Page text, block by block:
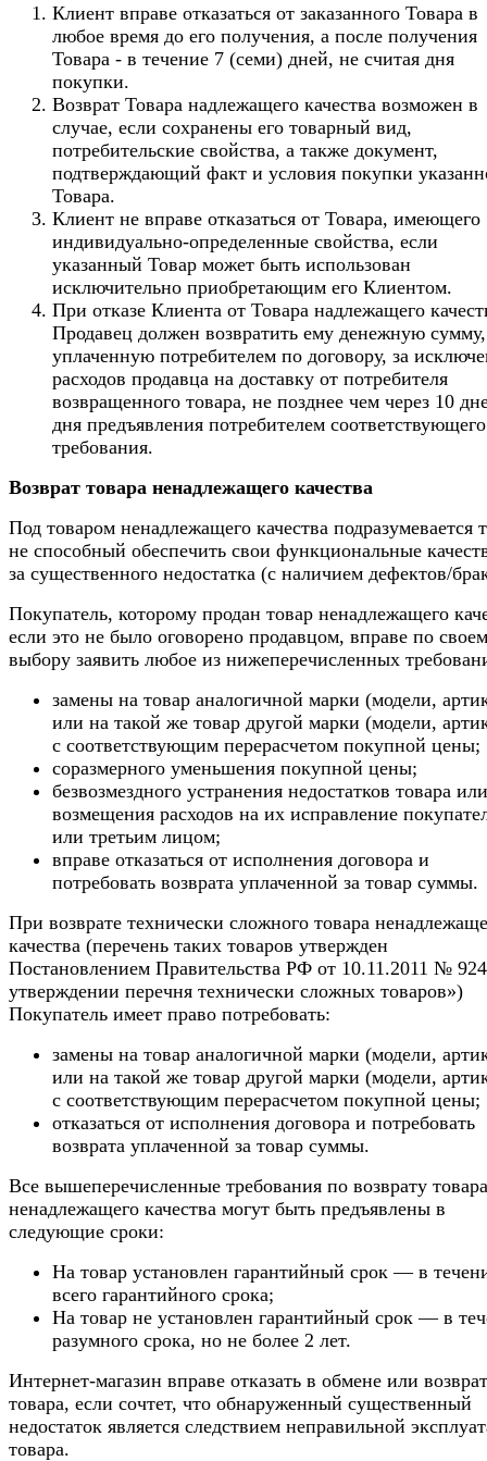
Клиент вправе отказаться от заказанного Товара в
любое время до его получения, а после получения
Товара - в течение 7 (семи) дней, не считая дня
покупки.
Возврат Товара надлежащего качества возможен в
случае, если сохранены его товарный вид,
потребительские свойства, а также документ,
подтверждающий факт и условия покупки
Товара.
Клиент не вправе отказаться от Товара, имеющего
индивидуально-определенные свойства, если
указанный Товар может быть использован
исключительно приобретающим его Клиентом.
При отказе Клиента от Товара надлежащего
Продавец должен возвратить ему денежную сумму,
уплаченную потребителем по договору, за
расходов продавца на доставку от потребителя
возвращенного товара, не позднее чем через 10
дня предъявления потребителем соответствующего
требования.
Возврат товара ненадлежащего качества
Под товаром ненадлежащего качества подразумевается
не способный обеспечить свои функциональные
за существенного недостатка (с наличием дефектов/
Покупатель, которому продан товар ненадлежащего
если это не было оговорено продавцом, вправе по
выбору заявить любое из нижеперечисленных
замены на товар аналогичной марки (модели,
или на такой же товар другой марки (модели,
с соответствующим перерасчетом покупной цены;
соразмерного уменьшения покупной цены;
безвозмездного устранения недостатков товара или
возмещения расходов на их исправление
или третьим лицом;
вправе отказаться от исполнения договора и
потребовать возврата уплаченной за товар суммы.
При возврате технически сложного товара
качества (перечень таких товаров утвержден
Постановлением Правительства РФ от 10.11.2011 №
утверждении перечня технически сложных товаров»)
Покупатель имеет право потребовать:
замены на товар аналогичной марки (модели,
или на такой же товар другой марки (модели,
с соответствующим перерасчетом покупной цены;
отказаться от исполнения договора и потребовать
возврата уплаченной за товар суммы.
Все вышеперечисленные требования по возврату товара
ненадлежащего качества могут быть предъявлены в
следующие сроки:
На товар установлен гарантийный срок — в
всего гарантийного срока;
На товар не установлен гарантийный срок — в
разумного срока, но не более 2 лет.
Интернет-магазин вправе отказать в обмене или
товара, если сочтет, что обнаруженный существенный
недостаток является следствием неправильной
товара.